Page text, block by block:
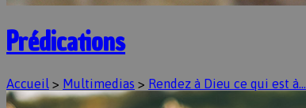
Prédications
Accueil > Multimedias > Rendez à Dieu ce qui est à…